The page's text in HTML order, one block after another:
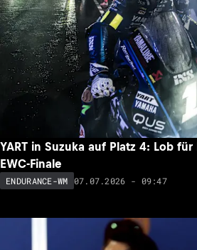
YART in Suzuka auf Platz 4: Lob
EWC-Finale
ENDURANCE-WM 07.07.2026 - 09:47